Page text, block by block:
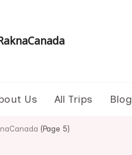
Us All Trips Blog
(Page 5)